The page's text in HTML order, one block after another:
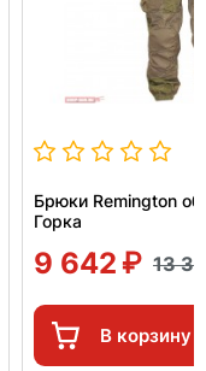
Брюки Remington
Горка
9 642 13
В корзину